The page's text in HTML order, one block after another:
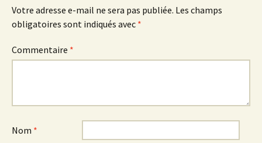
Votre adresse e-mail ne sera pas publiée. Les champs
obligatoires sont indiqués avec *
Commentaire *
Nom *